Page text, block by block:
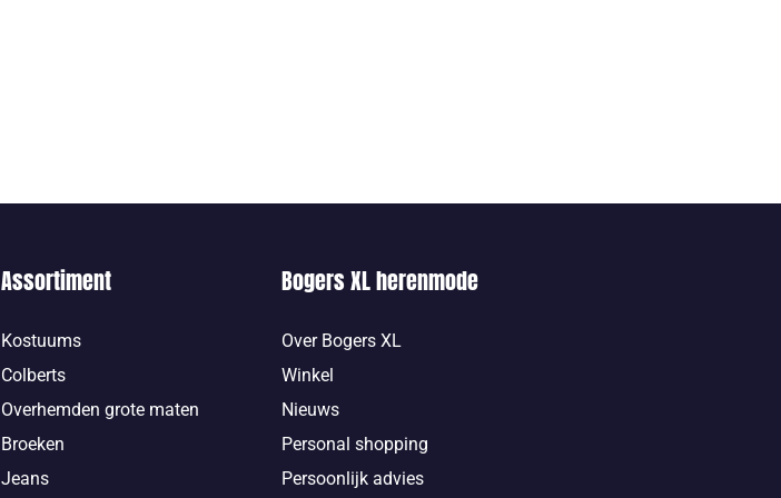
Assortiment
Kostuums
Colberts
Overhemden grote maten
Broeken
Jeans
Bogers XL herenmode
Over Bogers XL
Winkel
Nieuws
Personal shopping
Persoonlijk advies